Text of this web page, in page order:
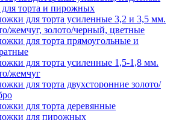
торта и пирожных
для торта усиленные 3,2 и 3,5 мм.
жемчуг, золото/черный, цветные
для торта прямоугольные и
для торта усиленные 1,5-1,8 мм.
жемчуг
для торта двухсторонние золото/
для торта деревянные
для пирожных